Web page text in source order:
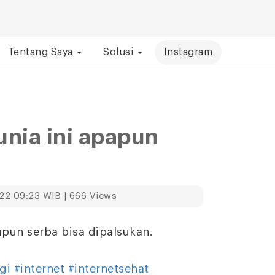
Tentang Saya Solusi Instagram
ini apapun
09:23 WIB | 666 Views
serba bisa dipalsukan.
#internet #internetsehat